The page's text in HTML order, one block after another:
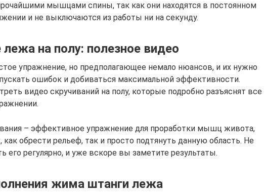
мышцами спины, так как они находятся в постоянном
и не выключаются из работы ни на секунду.
лежа на полу: полезное видео
упражнение, но предполагающее немало нюансов, и их нужно
ошибок и добиваться максимальной эффективности.
видео скручиваний на полу, которые подробно разъяснят все
– эффективное упражнение для проработки мышц живота,
как обрести рельеф, так и просто подтянуть данную область. Не
его регулярно, и уже вскоре вы заметите результаты.
жима штанги лежа